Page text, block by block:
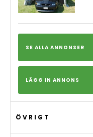
SE ALLA ANNONSER
LÄGG IN ANNONS
ÖVRIGT